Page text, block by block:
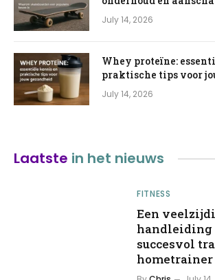
July 14, 2026
Whey proteïne:
praktische tips voor
July 14, 2026
Laatste in het nieuws
FITNESS
Een
handleiding
succesvol
hometrainer